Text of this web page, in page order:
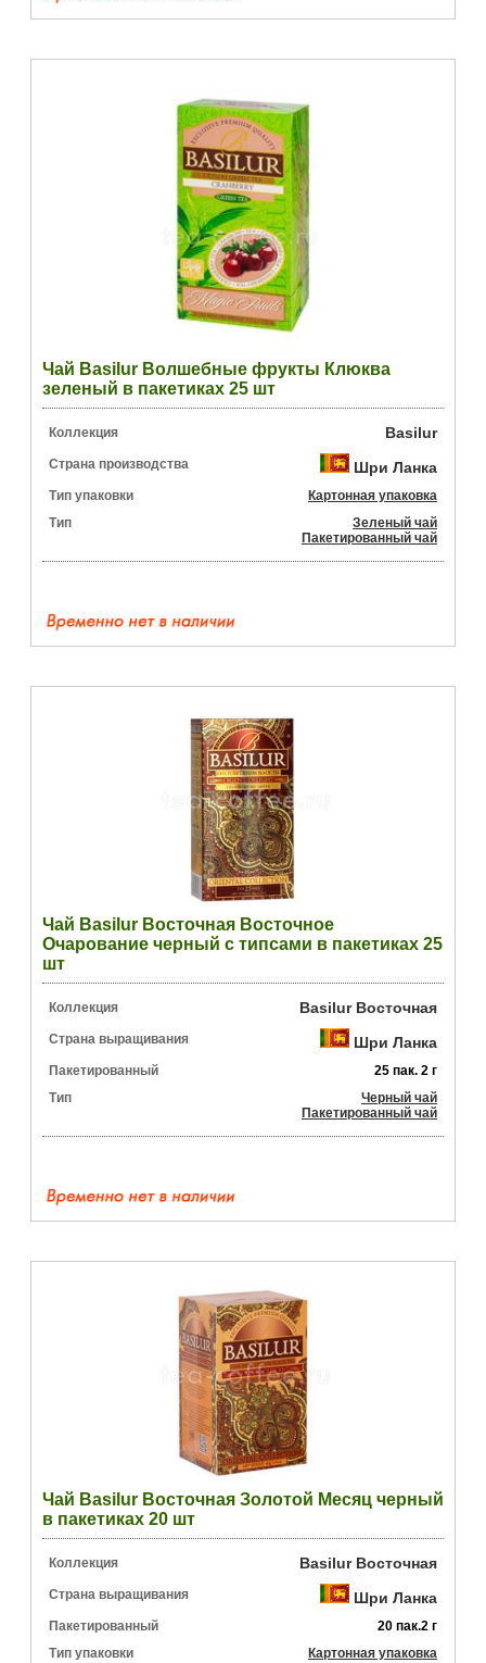
Чай Basilur Волшебные фрукты Клюква
зеленый в пакетиках 25 шт
Коллекция Basilur
Страна производства Шри Ланка
Тип упаковки
Картонная упаковка
Тип
Зеленый чай
Пакетированный чай
Чай Basilur Восточная Восточное
Очарование черный с типсами в пакетиках 25
шт
Коллекция Basilur Восточная
Страна выращивания Шри Ланка
Пакетированный
25 пак. 2 г
Тип
Черный чай
Пакетированный чай
Чай Basilur Восточная Золотой Месяц черный
в пакетиках 20 шт
Коллекция Basilur Восточная
Страна выращивания Шри Ланка
Пакетированный
20 пак.2 г
Тип упаковки
Картонная упаковка